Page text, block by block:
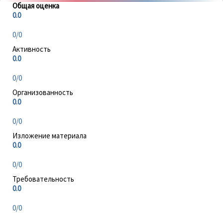
Общая оценка
0.0
0/0
Активность
0.0
0/0
Организованность
0.0
0/0
Изложение материала
0.0
0/0
Требовательность
0.0
0/0